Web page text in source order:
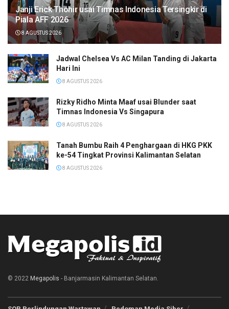
Janji Erick Thohir usai Timnas Indonesia Tersingkir di
Piala AFF 2026
8 AGUSTUS 2026
Jadwal Chelsea Vs AC Milan Tanding di Jakarta
Hari Ini
8 AGUSTUS 2026
Rizky Ridho Minta Maaf usai Blunder saat
Timnas Indonesia Vs Singapura
8 AGUSTUS 2026
Tanah Bumbu Raih 4 Penghargaan di HKG PKK
ke-54 Tingkat Provinsi Kalimantan Selatan
8 AGUSTUS 2026
© 2022 Megapolis - Banjarmasin Kalimantan Selatan.